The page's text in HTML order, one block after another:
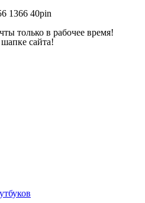
1366 40pin
только в рабочее время!
сайта!